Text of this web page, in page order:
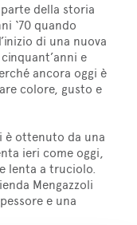
della storia
‘70 quando
di una nuova
e
ancora oggi è
colore, gusto e
è ottenuto da una
ieri come oggi,
lenta a truciolo.
Mengazzoli
e una